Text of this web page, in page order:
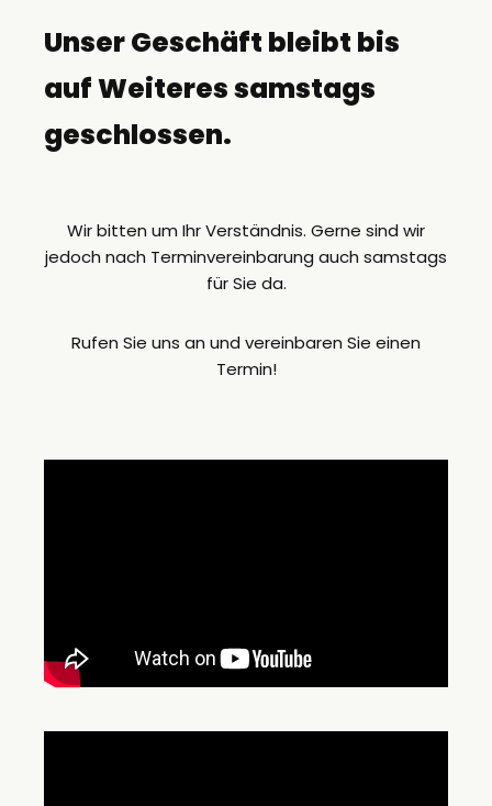
Unser Geschäft bleibt bis
auf Weiteres samstags
geschlossen.
Wir bitten um Ihr Verständnis. Gerne sind wir
jedoch nach Terminvereinbarung auch samstags
für Sie da.
Rufen Sie uns an und vereinbaren Sie einen
Termin!